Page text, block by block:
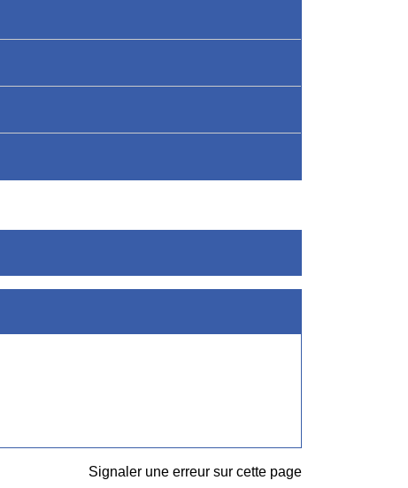
Signaler une erreur sur cette page